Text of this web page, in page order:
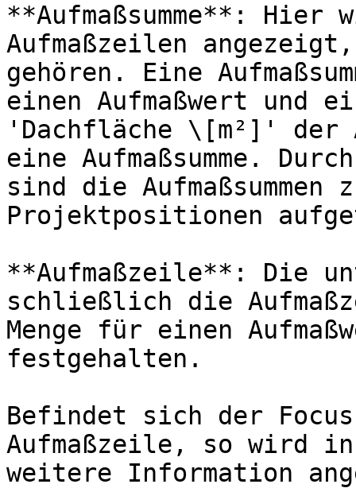
**Aufmaßsumme**: Hier
Aufmaßzeilen
gehören. Eine
einen Aufmaßwert und
'Dachfläche \[m²]' der
eine Aufmaßsumme.
sind die
Projektpositionen
**Aufmaßzeile**: Die
schließlich die
Menge für einen
festgehalten.
Befindet sich der
Aufmaßzeile, so wird
weitere Information